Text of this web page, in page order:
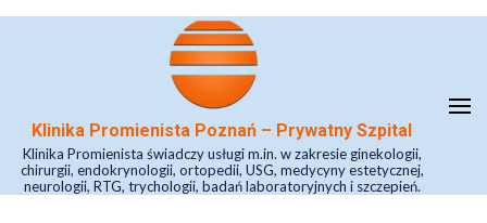
Skip
Enter)Klinika Promienista Poznań – Prywatny Szpital
Klinika Promienista świadczy usługi m.in. w zakresie ginekologii,
chirurgii, endokrynologii, ortopedii, USG, medycyny estetycznej,
neurologii, RTG, trychologii, badań laboratoryjnych i szczepień.